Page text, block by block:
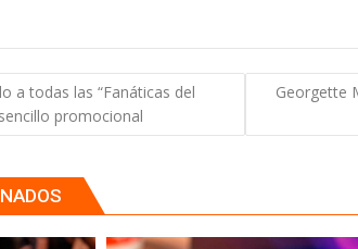
a todas las “Fanáticas del
promocional
Georgette